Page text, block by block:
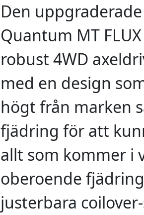
Den
Quantum MT
robust 4WD
med en design
högt från marken
fjädring för att
allt som kommer i
oberoende
justerbara